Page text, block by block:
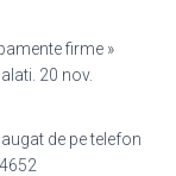
firme »
20 nov.
de pe telefon